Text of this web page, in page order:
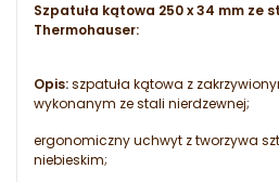
Szpatuła kątowa 250 x 34 mm ze
Thermohauser:
Opis:szpatuła kątowa z
wykonanym ze stali nierdzewnej;
ergonomiczny uchwyt z tworzywa
niebieskim;